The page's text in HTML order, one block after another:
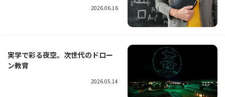
2026.06.16
実学で彩る夜空。次世代のドロー
ン教育
2026.05.14